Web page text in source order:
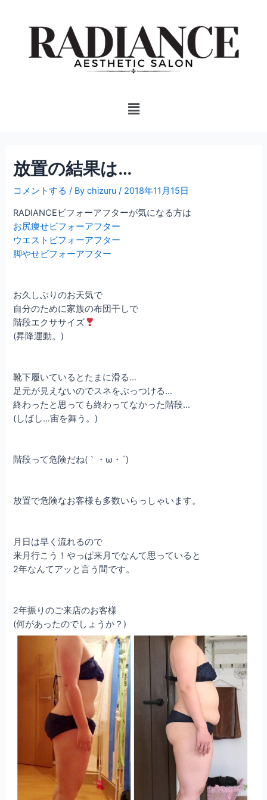
Menu
放置の結果は…
コメントする / Bychizuru/ 2018年11月15日
RADIANCEビフォーアフターが気になる方は
お尻痩せビフォーアフター
ウエストビフォーアフター
脚やせビフォーアフター
お久しぶりのお天気で
自分のために家族の布団干しで
階段エクササイズ
(昇降運動。)
靴下履いているとたまに滑る…
足元が見えないのでスネをぶっつける…
終わったと思っても終わってなかった階段…
(しばし…宙を舞う。)
階段って危険だね(｀・ω・´)
放置で危険なお客様も多数いらっしゃいます。
月日は早く流れるので
来月行こう！やっぱ来月でなんて思っていると
2年なんてアッと言う間です。
2年振りのご来店のお客様
(何があったのでしょうか？)
ビ
ゲ